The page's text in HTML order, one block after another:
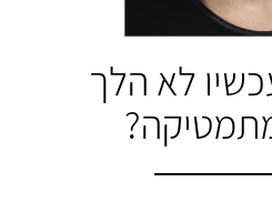
לחץ לצפייה
בהמלצה
לא הלך